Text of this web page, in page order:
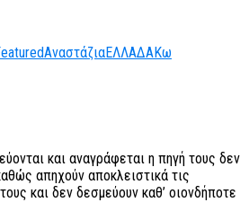
ΑναστάζιαΕΛΛΑΔΑΚω
και αναγράφεται η πηγή τους δεν
απηχούν αποκλειστικά τις
και δεν δεσμεύουν καθ’ οιονδήποτε